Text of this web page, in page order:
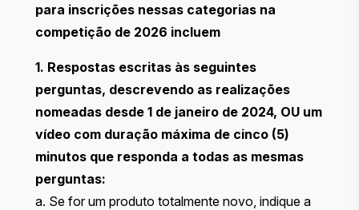
para inscrições nessas categorias na
competição de 2026 incluem
1. Respostas escritas às seguintes
perguntas, descrevendo as realizações
nomeadas desde 1 de janeiro de 2024, OU um
vídeo com duração máxima de cinco (5)
minutos que responda a todas as mesmas
perguntas:
a. Se for um produto totalmente novo, indique a